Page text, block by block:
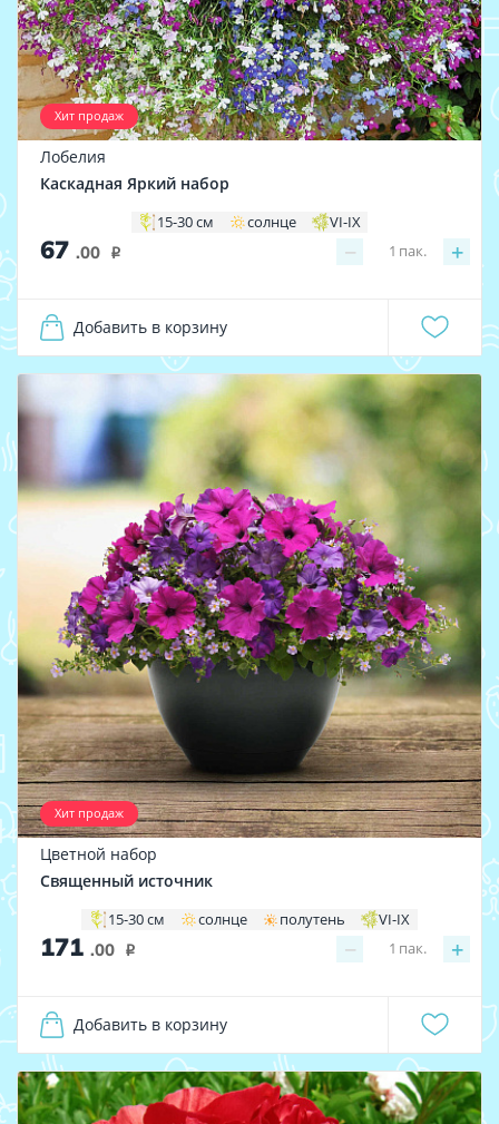
Хит продаж
Лобелия
Каскадная Яркий набор
15-30 см солнце VI-IX
67 .00 i − +
1 пак.
Добавить в корзину
Хит продаж
Цветной набор
Священный источник
15-30 см солнце полутень VI-IX
171 .00 i − +
1 пак.
Добавить в корзину